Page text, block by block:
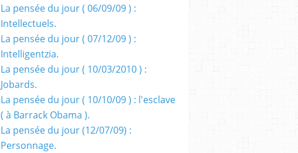
La pensée du jour ( 06/09/09 ) :
Intellectuels.
La pensée du jour ( 07/12/09 ) :
Intelligentzia.
La pensée du jour ( 10/03/2010 ) :
Jobards.
La pensée du jour ( 10/10/09 ) : l'esclave
( à Barrack Obama ).
La pensée du jour (12/07/09) :
Personnage.